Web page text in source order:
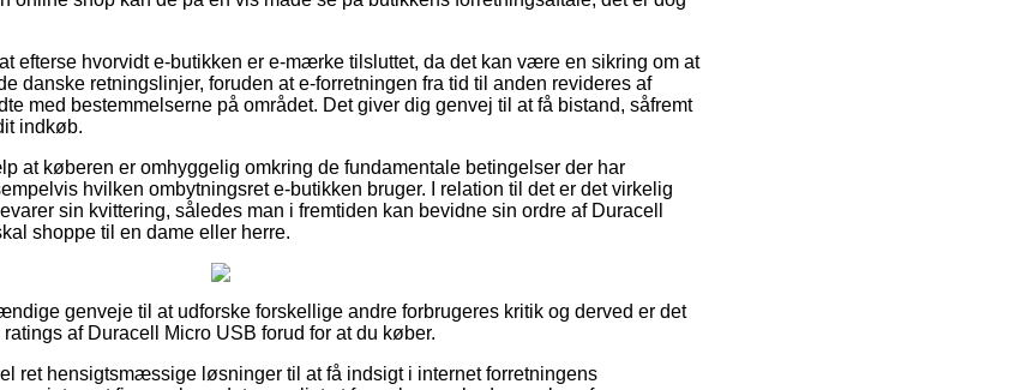
efterse hvorvidt e-butikken er e-mærke tilsluttet, da det kan være en sikring om at
danske retningslinjer, foruden at e-forretningen fra tid til anden revideres af
med bestemmelserne på området. Det giver dig genvej til at få bistand, såfremt
indkøb.
at køberen er omhyggelig omkring de fundamentale betingelser der har
hvilken ombytningsret e-butikken bruger. I relation til det er det virkelig
sin kvittering, således man i fremtiden kan bevidne sin ordre af Duracell
shoppe til en dame eller herre.
genveje til at udforske forskellige andre forbrugeres kritik og derved er det
af Duracell Micro USB forud for at du køber.
ret hensigtsmæssige løsninger til at få indsigt i internet forretningens